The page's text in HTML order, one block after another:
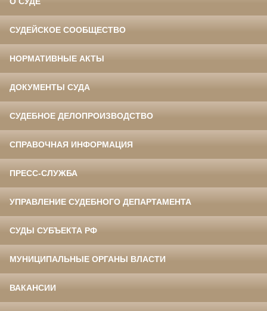
СУДЕЙСКОЕ СООБЩЕСТВО
НОРМАТИВНЫЕ АКТЫ
ДОКУМЕНТЫ СУДА
СУДЕБНОЕ ДЕЛОПРОИЗВОДСТВО
СПРАВОЧНАЯ ИНФОРМАЦИЯ
ПРЕСС-СЛУЖБА
УПРАВЛЕНИЕ СУДЕБНОГО ДЕПАРТАМЕНТА
СУДЫ СУБЪЕКТА РФ
МУНИЦИПАЛЬНЫЕ ОРГАНЫ ВЛАСТИ
ВАКАНСИИ